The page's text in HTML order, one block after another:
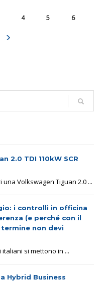
4 5 6
2.0 TDI 110kW SCR
Volkswagen Tiguan 2.0 ...
i controlli in officina
(e perché con il
non devi
si mettono in ...
Hybrid Business